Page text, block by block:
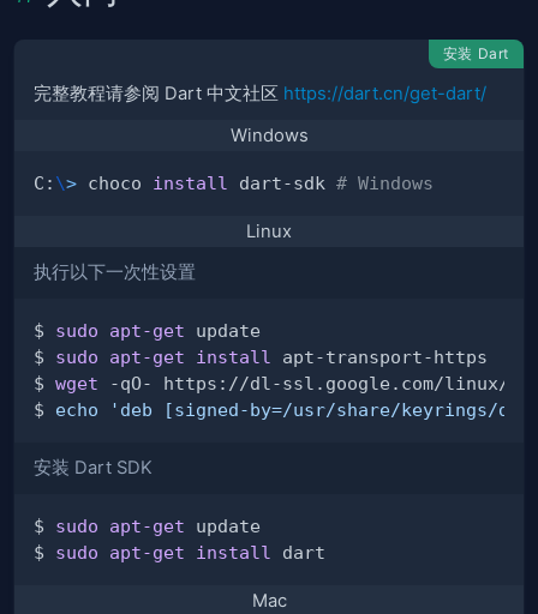
安装 Dart
完整教程请参阅 Dart 中文社区 https://dart.cn/get-dart/
Windows
C: \> choco install dart-sdk # Windows
Linux
执行以下一次性设置
$ sudo apt-get
$ sudo apt-get install
$ wget -qO- https://dl-ssl.google.com/linux/
$ echo 'deb [signed-by=/usr/share/keyrings/
安装 Dart SDK
$ sudo apt-get
$ sudo apt-get install
Mac